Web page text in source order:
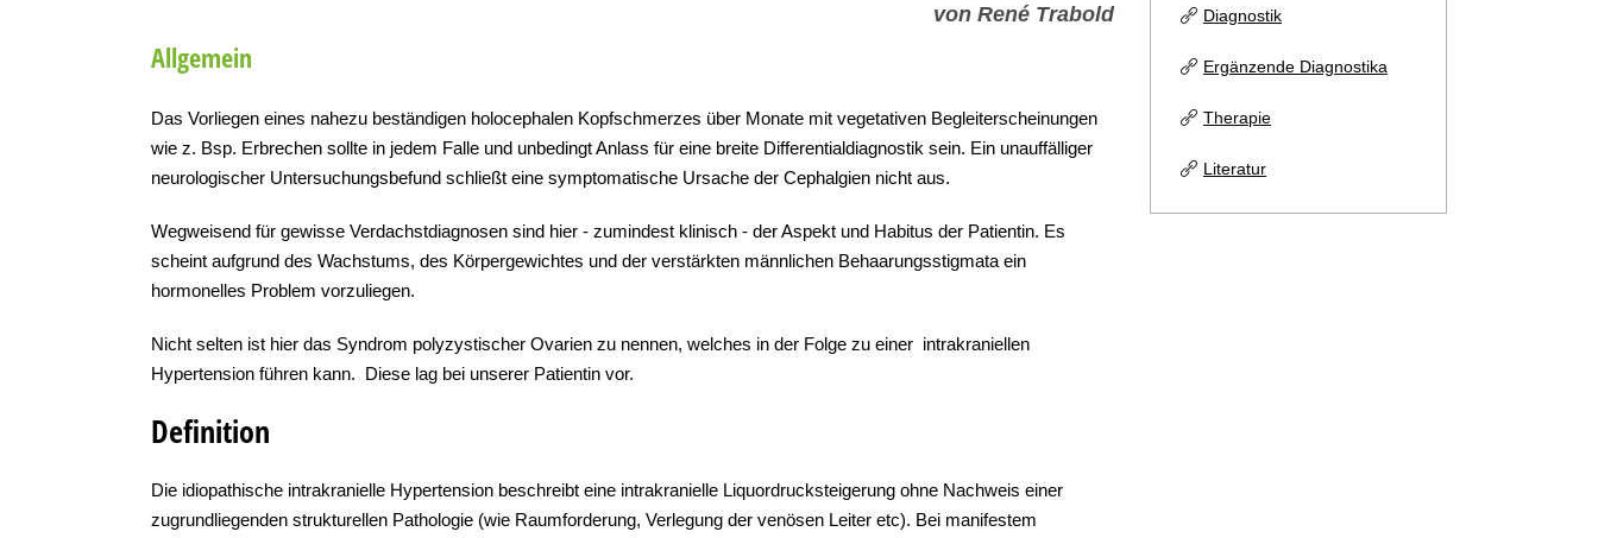
von René Trabold
Allgemein
Das Vorliegen eines nahezu beständigen holocephalen Kopfschmerzes über Monate mit vegetativen Begleiterscheinungen
wie z. Bsp. Erbrechen sollte in jedem Falle und unbedingt Anlass für eine breite Differentialdiagnostik sein. Ein unauffälliger
neurologischer Untersuchungsbefund schließt eine symptomatische Ursache der Cephalgien nicht aus.
Wegweisend für gewisse Verdachstdiagnosen sind hier - zumindest klinisch - der Aspekt und Habitus der Patientin. Es
scheint aufgrund des Wachstums, des Körpergewichtes und der verstärkten männlichen Behaarungsstigmata ein
hormonelles Problem vorzuliegen.
Nicht selten ist hier das Syndrom polyzystischer Ovarien zu nennen, welches in der Folge zu einer intrakraniellen
Hypertension führen kann. Diese lag bei unserer Patientin vor.
Definition
Die idiopathische intrakranielle Hypertension beschreibt eine intrakranielle Liquordrucksteigerung ohne Nachweis einer
zugrundliegenden strukturellen Pathologie (wie Raumforderung, Verlegung der venösen Leiter etc). Bei manifestem
Diagnostik
Ergänzende Diagnostika
Therapie
Literatur